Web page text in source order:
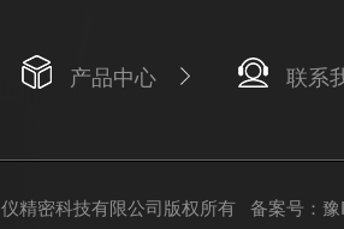
产品中心 联系
精密科技有限公司版权所有 备案号：